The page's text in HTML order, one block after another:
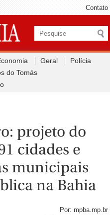
Contato
Geral
Polícia
do Tomás
projeto do
cidades e
municipais
na Bahia
Por: mpba.mp.br